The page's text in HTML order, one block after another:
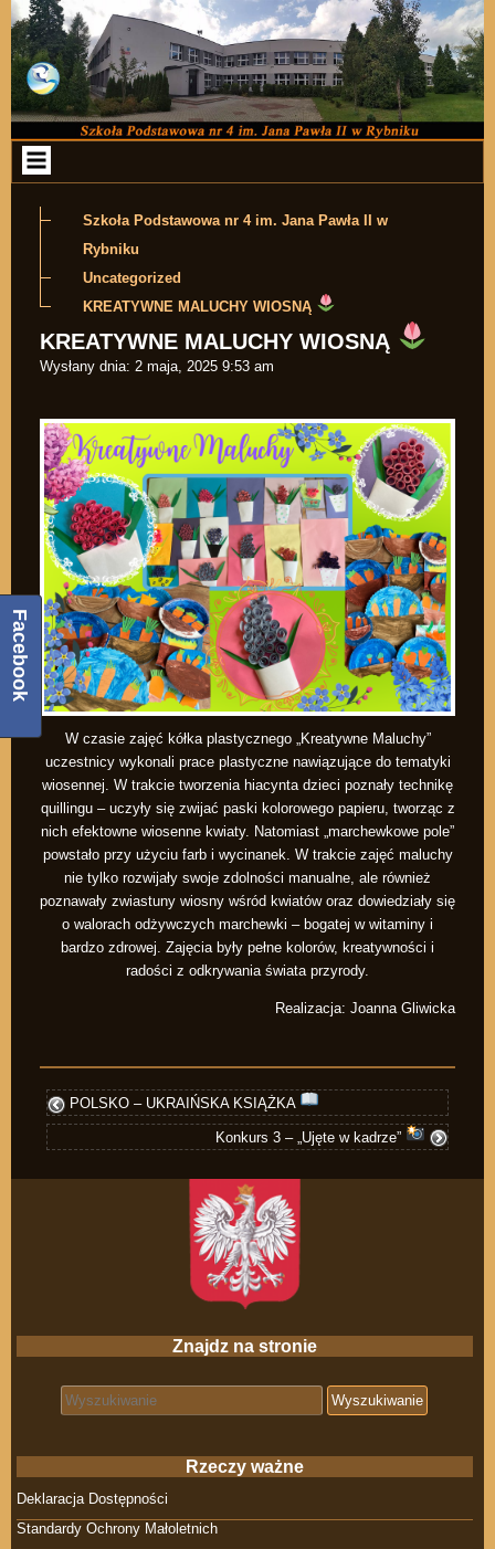
Przejdź do zawartości
Szkoła Podstawowa nr 4 im. Jana Pawła II w
Rybniku
Uncategorized
KREATYWNE MALUCHY WIOSNĄ
KREATYWNE MALUCHY WIOSNĄ
Wysłany dnia: 2 maja, 2025 9:53 am
W czasie zajęć kółka plastycznego „Kreatywne Maluchy”
uczestnicy wykonali prace plastyczne nawiązujące do tematyki
wiosennej. W trakcie tworzenia hiacynta dzieci poznały technikę
quillingu – uczyły się zwijać paski kolorowego papieru, tworząc z
nich efektowne wiosenne kwiaty. Natomiast „marchewkowe pole”
powstało przy użyciu farb i wycinanek. W trakcie zajęć maluchy
nie tylko rozwijały swoje zdolności manualne, ale również
poznawały zwiastuny wiosny wśród kwiatów oraz dowiedziały się
o walorach odżywczych marchewki – bogatej w witaminy i
bardzo zdrowej. Zajęcia były pełne kolorów, kreatywności i
radości z odkrywania świata przyrody.
Realizacja: Joanna Gliwicka
POLSKO – UKRAIŃSKA KSIĄŻKA
Konkurs 3 – „Ujęte w kadrze”
Znajdz na stronie
Search for:
Rzeczy ważne
Deklaracja Dostępności
Standardy Ochrony Małoletnich
Facebook